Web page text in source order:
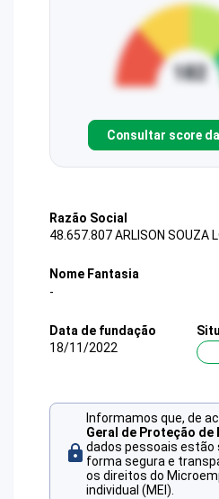
Consultar score
Razão Social
48.657.807 ARLISON SOUZA
Nome Fantasia
-
Data de fundação
18/11/2022
Informamos que, de
Geral de Proteção de
dados pessoais estão
forma segura e
os direitos do
individual (MEI).